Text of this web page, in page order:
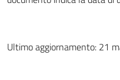
Ultimo aggiornamento: 21